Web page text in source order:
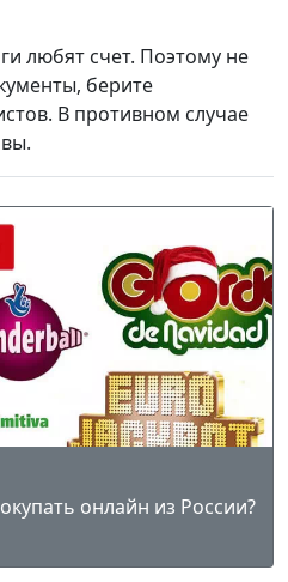
любят счет. Поэтому не
берите
В противном случае
онлайн из России?